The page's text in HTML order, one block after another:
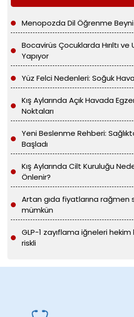
Menopozda Dil Öğrenme
Bocavirüs Çocuklarda Hırıltı ve
Yapıyor
Yüz Felci Nedenleri: Soğuk
Kış Aylarında Açık Havada
Noktaları
Yeni Beslenme Rehberi:
Başladı
Kış Aylarında Cilt Kuruluğu
Önlenir?
Artan gıda fiyatlarına rağmen
mümkün
GLP-1 zayıflama iğneleri
riskli